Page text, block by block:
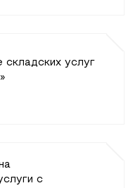
складских услуг
c